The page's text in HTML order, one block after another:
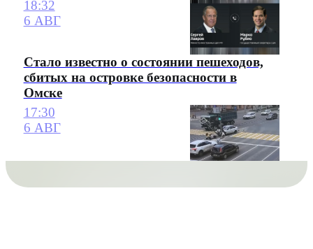
18:32
6 АВГ
Стало известно о состоянии пешеходов,
сбитых на островке безопасности в
Омске
17:30
6 АВГ